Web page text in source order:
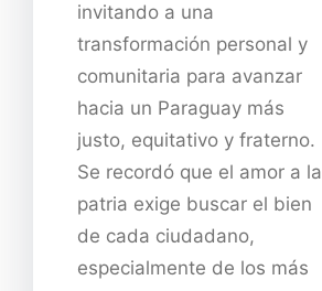
invitando a una
transformación personal y
comunitaria para avanzar
hacia un Paraguay más
justo, equitativo y fraterno.
Se recordó que el amor a la
patria exige buscar el bien
de cada ciudadano,
especialmente de los más